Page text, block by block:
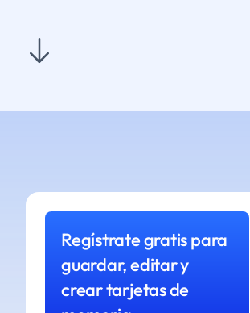
Regístrate gratis para
guardar, editar y
crear tarjetas de